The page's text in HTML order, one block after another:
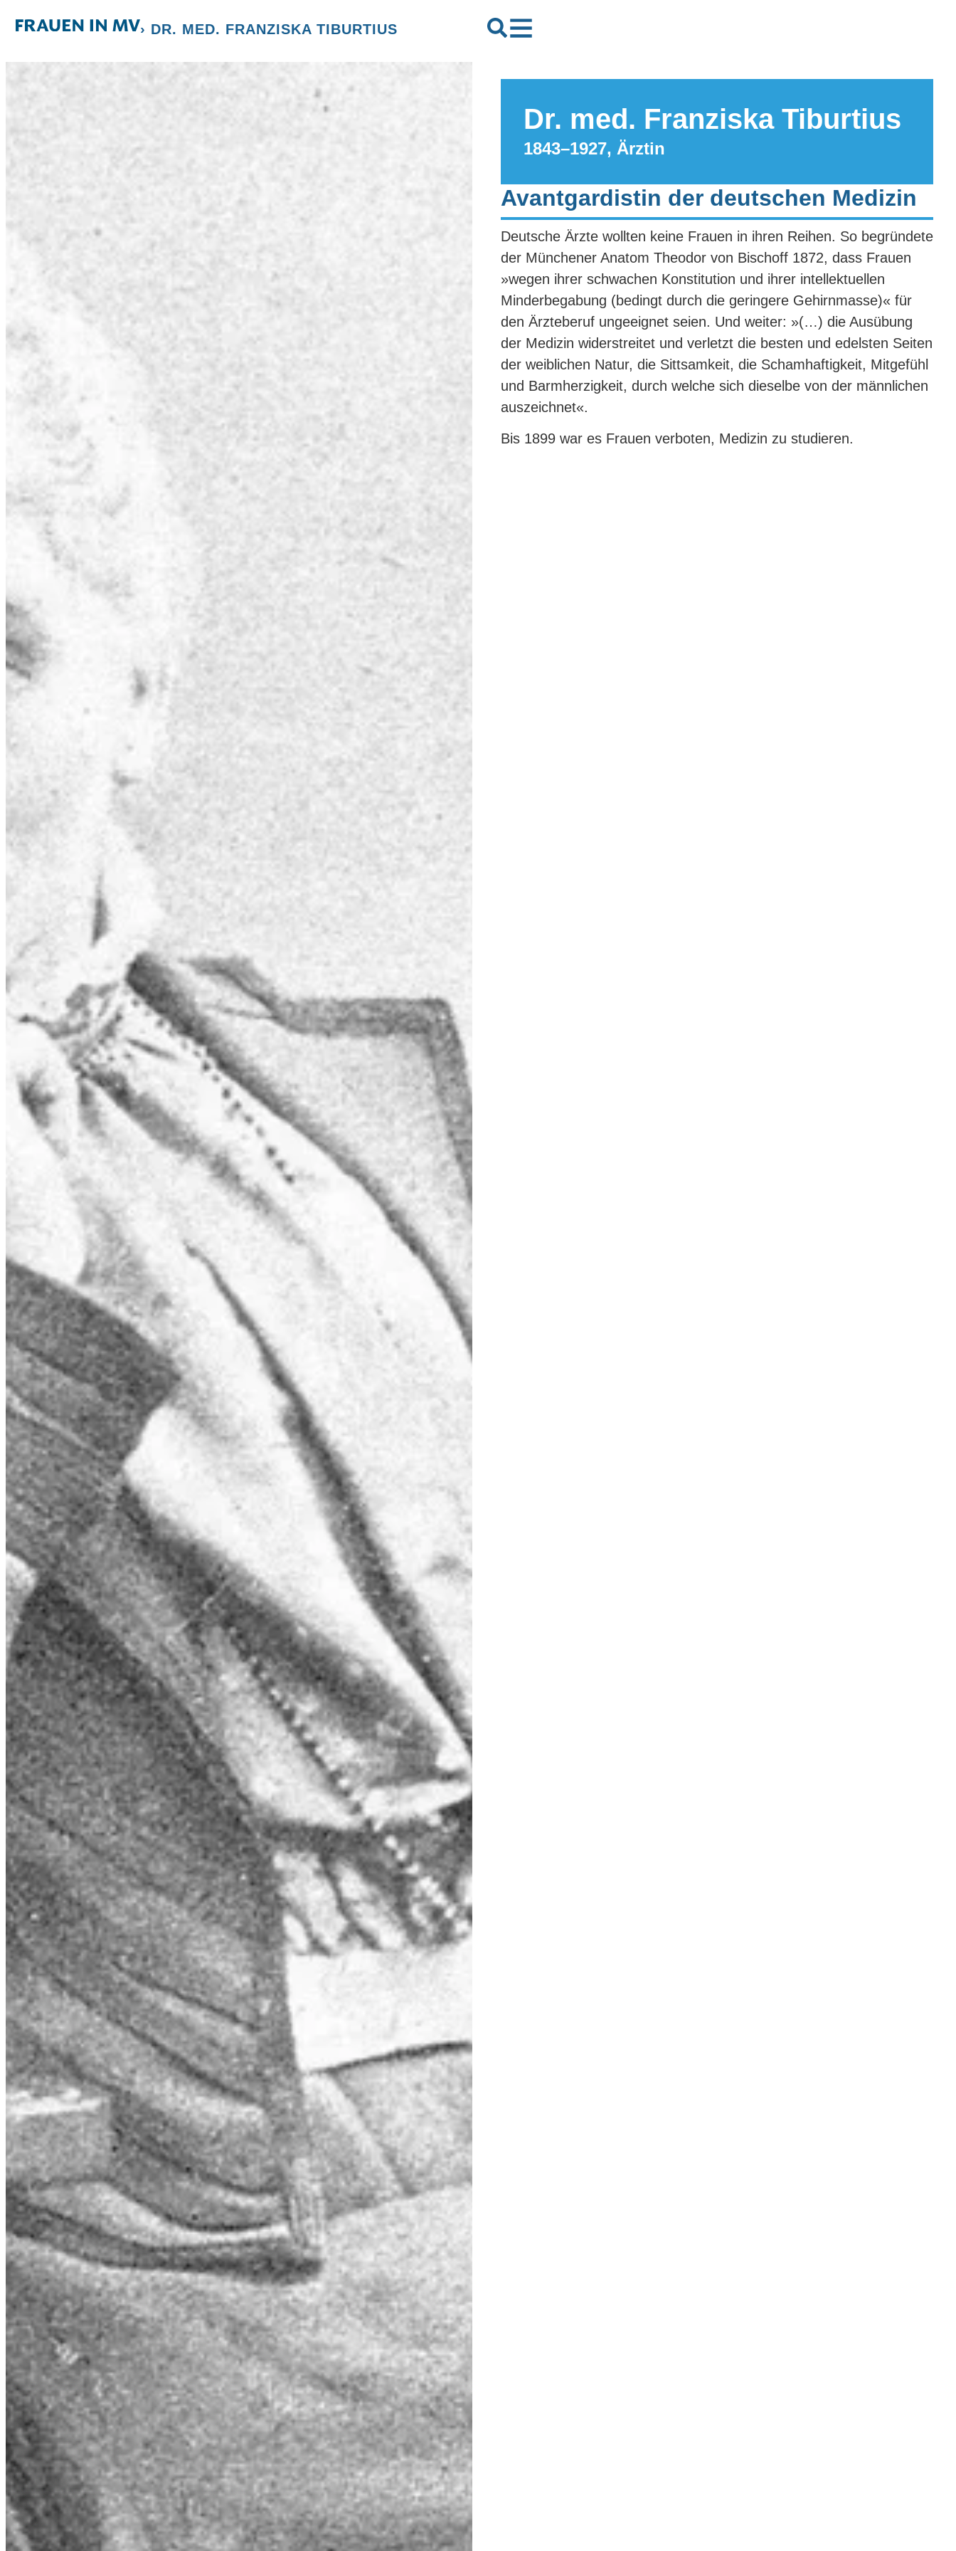
› DR. MED. FRANZISKA TIBURTIUS
Dr. med. Franziska Tiburtius
1843–1927, Ärztin
Avantgardistin der deutschen Medizin
Deutsche Ärzte wollten keine Frauen in ihren Reihen. So begründete
der Münchener Anatom Theodor von Bischoff 1872, dass Frauen
»wegen ihrer schwachen Konstitution und ihrer intellektuellen
Minderbegabung (bedingt durch die geringere Gehirnmasse)« für
den Ärzteberuf ungeeignet seien. Und weiter: »(…) die Ausübung
der Medizin widerstreitet und verletzt die besten und edelsten Seiten
der weiblichen Natur, die Sittsamkeit, die Schamhaftigkeit, Mitgefühl
und Barmherzigkeit, durch welche sich dieselbe von der männlichen
auszeichnet«.
Bis 1899 war es Frauen verboten, Medizin zu studieren.